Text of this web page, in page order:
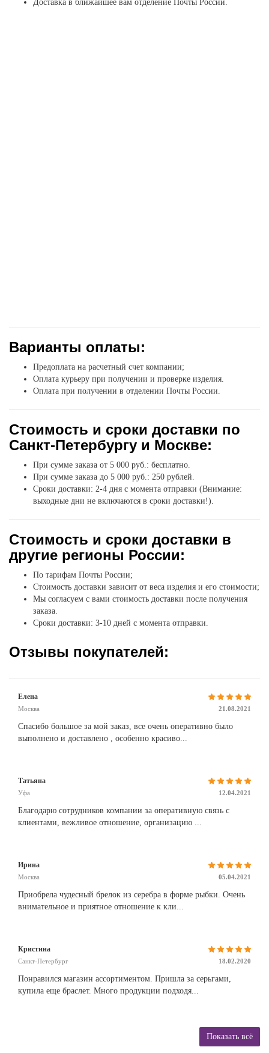
Доставка в ближайшее вам отделение Почты России.
Варианты оплаты:
Предоплата на расчетный счет компании;
Оплата курьеру при получении и проверке изделия.
Оплата при получении в отделении Почты России.
Стоимость и сроки доставки по
Санкт-Петербургу и Москве:
При сумме заказа от 5 000 руб.: бесплатно.
При сумме заказа до 5 000 руб.: 250 рублей.
Сроки доставки: 2-4 дня с момента отправки (Внимание:
выходные дни не включаются в сроки доставки!).
Стоимость и сроки доставки в
другие регионы России:
По тарифам Почты России;
Стоимость доставки зависит от веса изделия и его стоимости;
Мы согласуем с вами стоимость доставки после получения
заказа.
Сроки доставки: 3-10 дней с момента отправки.
Отзывы покупателей:
Елена
Москва 21.08.2021
Спасибо большое за мой заказ, все очень оперативно было
выполнено и доставлено , особенно красиво...
Татьяна
Уфа 12.04.2021
Благодарю сотрудников компании за оперативную связь с
клиентами, вежливое отношение, организацию ...
Ирина
Москва 05.04.2021
Приобрела чудесный брелок из серебра в форме рыбки. Очень
внимательное и приятное отношение к кли...
Кристина
Санкт-Петербург 18.02.2020
Понравился магазин ассортиментом. Пришла за серьгами,
купила еще браслет. Много продукции подходя...
Показать всё